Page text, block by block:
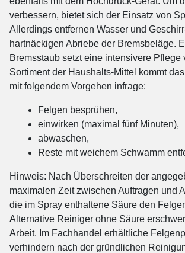
verbessern, bietet sich der Einsatz von
Allerdings entfernen Wasser und
hartnäckigen Abriebe der Bremsbeläge.
Bremsstaub setzt eine intensivere Pflege
Sortiment der Haushalts-Mittel kommt
mit folgendem Vorgehen infrage:
Felgen besprühen,
einwirken (maximal fünf Minuten),
abwaschen,
Reste mit weichem Schwamm
Hinweis: Nach Überschreiten der
maximalen Zeit zwischen Auftragen und
die im Spray enthaltene Säure den
Alternative Reiniger ohne Säure
Arbeit. Im Fachhandel erhältliche
verhindern nach der gründlichen